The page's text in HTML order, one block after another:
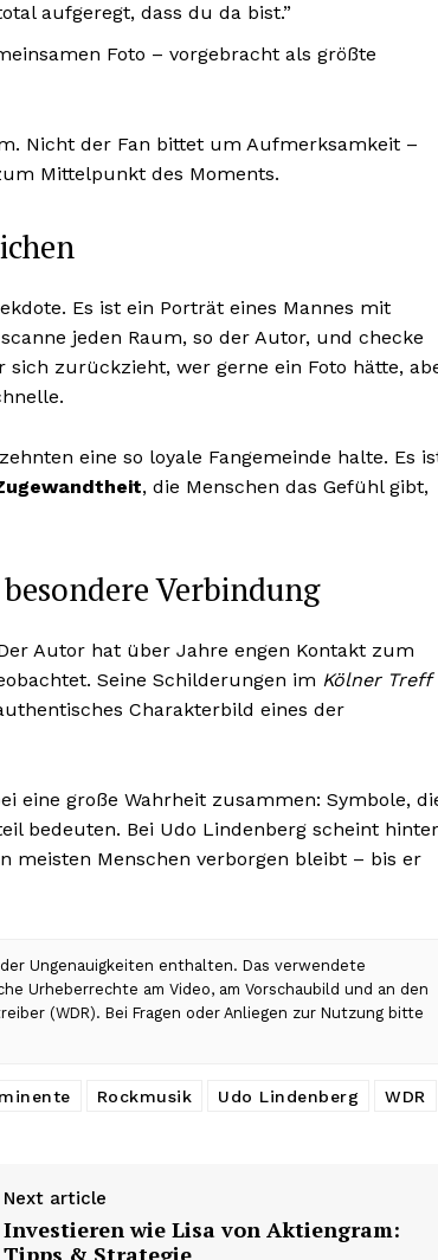
aufgeregt, dass du da bist.”
Foto – vorgebracht als größte
Nicht der Fan bittet um Aufmerksamkeit –
Mittelpunkt des Moments.
Es ist ein Porträt eines Mannes mit
jeden Raum, so der Autor, und checke
zurückzieht, wer gerne ein Foto hätte,
eine so loyale Fangemeinde halte. Es
, die Menschen das Gefühl gibt,
Verbindung
Autor hat über Jahre engen Kontakt zum
Seine Schilderungen im Kölner Treff
Charakterbild eines der
eine große Wahrheit zusammen: Symbole,
bedeuten. Bei Udo Lindenberg scheint hinter
meisten Menschen verborgen bleibt – bis er
Ungenauigkeiten enthalten. Das verwendete
Urheberrechte am Video, am Vorschaubild und an den
(WDR). Bei Fragen oder Anliegen zur Nutzung bitte
Rockmusik Udo Lindenberg WDR
Next article
Investieren wie Lisa von Aktiengram: